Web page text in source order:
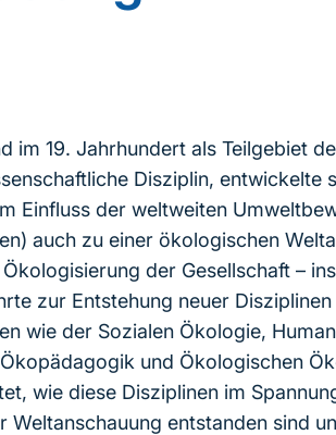
im 19. Jahrhundert als Teilgebiet
Disziplin, entwickelte
Einfluss der weltweiten
auch zu einer ökologischen
der Gesellschaft –
zur Entstehung neuer
wie der Sozialen Ökologie,
und Ökologischen
wie diese Disziplinen im
entstanden sind